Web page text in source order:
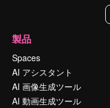
製品
Spaces
AI アシスタント
AI 画像生成ツール
AI 動画生成ツール